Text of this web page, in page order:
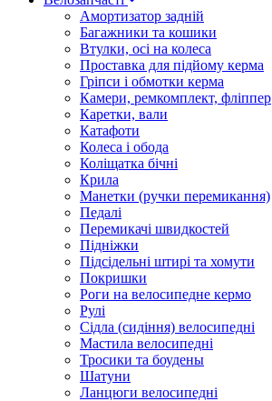
Амортизатор задній
Багажники та кошики
Втулки, осі на колеса
Проставка для підйому керма
Гріпси і обмотки керма
Камери, ремкомплект, фліппер
Каретки, вали
Катафоти
Колеса і обода
Коліщатка бічні
Крила
Манетки (ручки перемикання)
Педалі
Перемикачі швидкостей
Підніжки
Підсідельні штирі та хомути
Покришки
Роги на велосипедне кермо
Рулі
Сідла (сидіння) велосипедні
Мастила велосипедні
Тросики та боудены
Шатуни
Ланцюги велосипедні